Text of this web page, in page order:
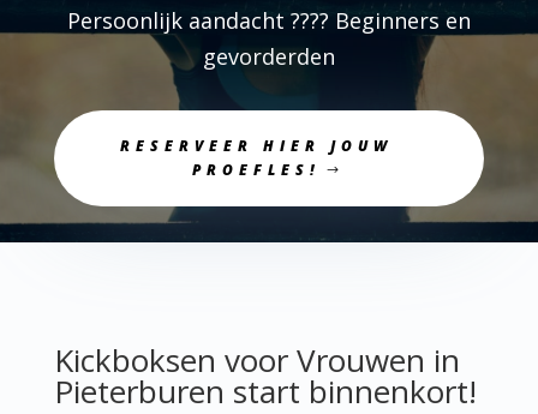
Persoonlijk aandacht ???? Beginners en
gevorderden
RESERVEER HIER JOUW
PROEFLES!
Kickboksen voor Vrouwen in
Pieterburen start binnenkort!